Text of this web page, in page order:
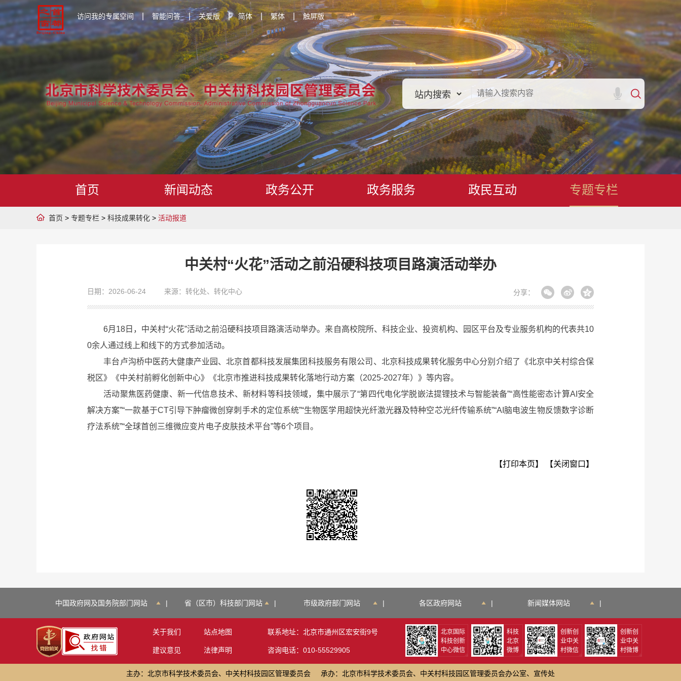
访问我的专属空间 智能问答 | 关爱版 | 简体 | 繁体 触屏版
首页 新闻动态 政务公开 政务服务 政民互动 专题专栏
首页 > 专题专栏 > 科技成果转化 > 活动报道
中关村“火花”活动之前沿硬科技项目路演活动举办
日期：2026-06-24 来源：转化处、转化中心 分享：
6月18日，中关村“火花”活动之前沿硬科技项目路演活动举办。来自高校院所、科技企业、投资机构、园区平台及专业服务机构的代表共10
0余人通过线上和线下的方式参加活动。
丰台卢沟桥中医药大健康产业园、北京首都科技发展集团科技服务有限公司、北京科技成果转化服务中心分别介绍了《北京中关村综合保
税区》《中关村前孵化创新中心》《北京市推进科技成果转化落地行动方案（2025-2027年）》等内容。
活动聚焦医药健康、新一代信息技术、新材料等科技领域，集中展示了“第四代电化学脱嵌法提锂技术与智能装备”“高性能密态计算AI安全
解决方案”“一款基于CT引导下肿瘤微创穿刺手术的定位系统”“生物医学用超快光纤激光器及特种空芯光纤传输系统”“AI脑电波生物反馈数字诊断
疗法系统”“全球首创三维微应变片电子皮肤技术平台”等6个项目。
【打印本页】 【关闭窗口】
中国政府网及国务院部门网站 | 省（区市）科技部门网站 | 市级政府部门网站 | 各区政府网站 | 新闻媒体网站 |
关于我们 站点地图
建议意见 法律声明
联系地址：北京市通州区宏安街9号
咨询电话：010-55529905
北京国际
科技创新
中心微信
科技
北京
微博
创新创
业中关
村微信
创新创
业中关
村微博
主办：北京市科学技术委员会、中关村科技园区管理委员会 承办：北京市科学技术委员会、中关村科技园区管理委员会办公室、宣传处